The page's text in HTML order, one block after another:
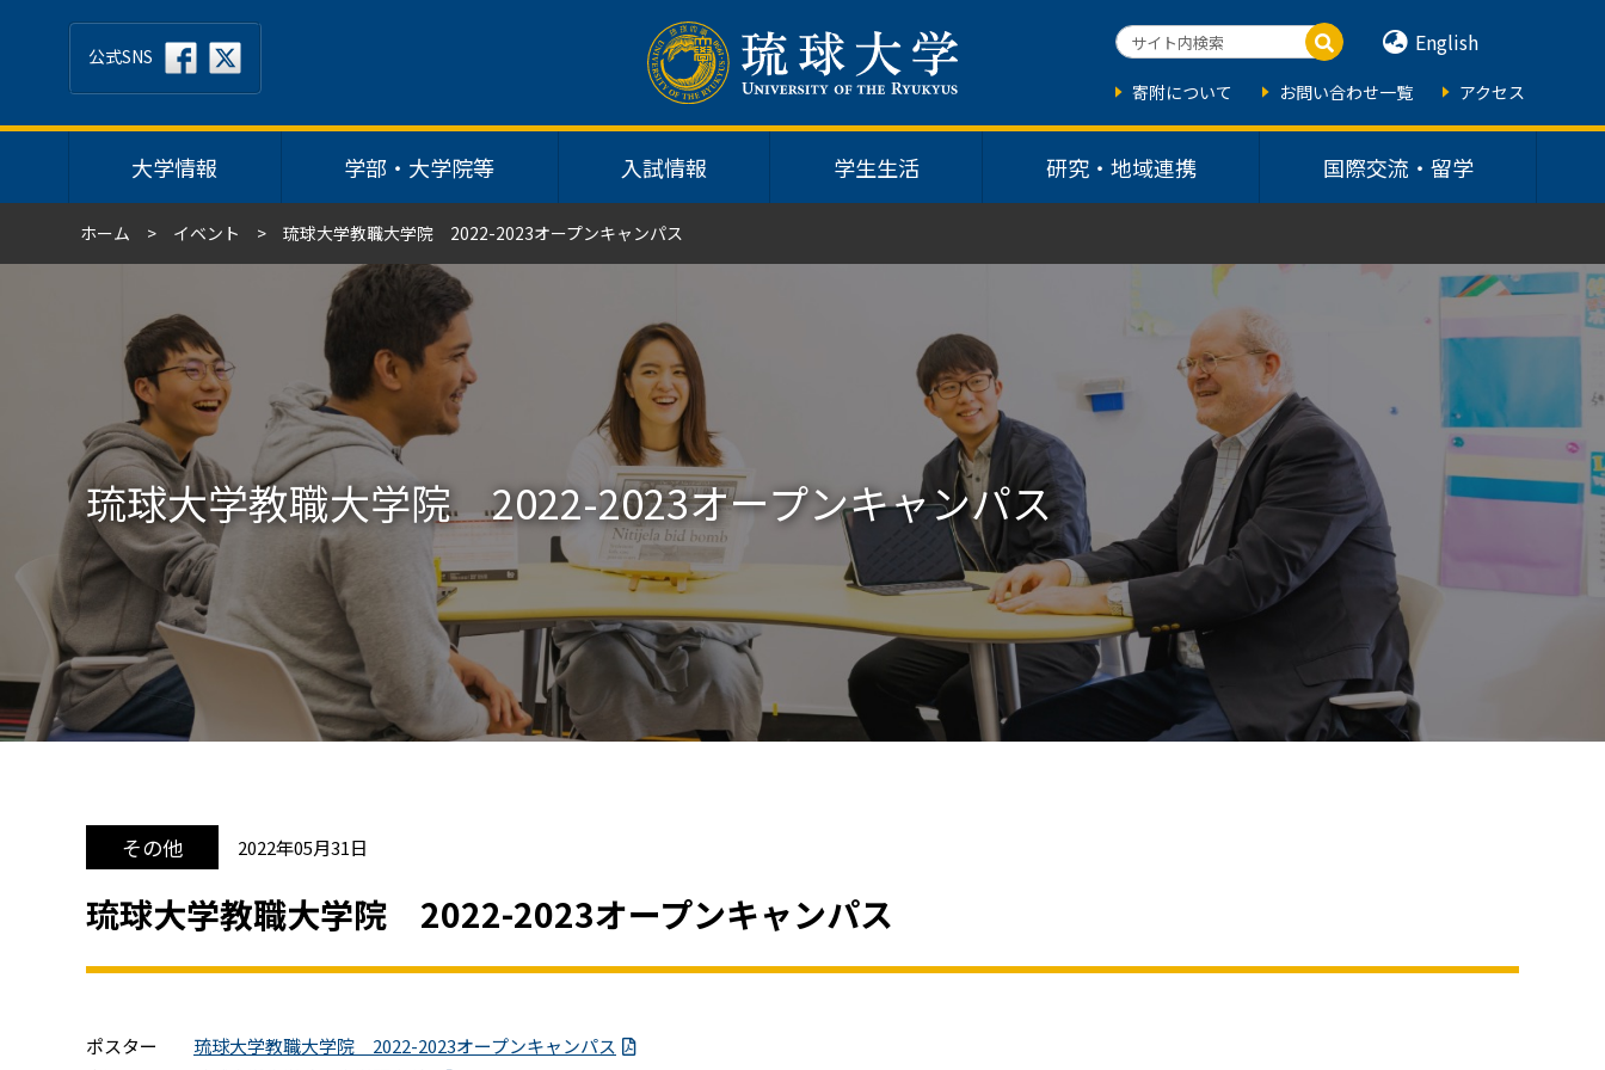
大学情報 学部・大学院等 入試情報 学生生活 研究・地域連携 国際交流・留学
公式SNS English
寄附について お問い合わせ一覧 アクセス
ホーム イベント 琉球大学教職大学院 2022-2023オープンキャンパス
琉球大学教職大学院 2022-2023オープンキャンパス
その他 2022年05月31日
琉球大学教職大学院 2022-2023オープンキャンパス
ポスター 琉球大学教職大学院 2022-2023オープンキャンパス